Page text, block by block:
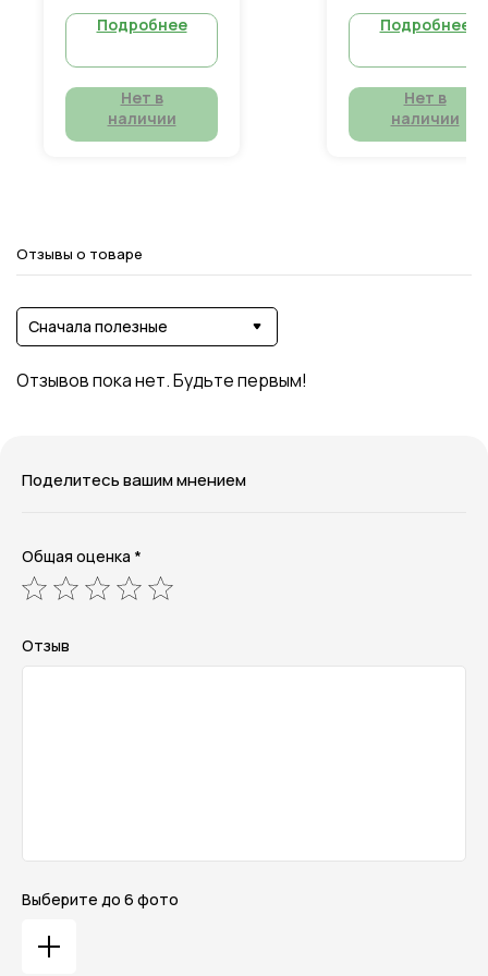
Диапазон
температур:-40 ºС -
+60 ºC
Подробнее
Нет в
наличии
Вес:1,5 кг
Подробнее
Нет в
наличии
Отзывы о товаре
Сначала полезные
Отзывов пока нет. Будьте первым!
Поделитесь вашим мнением
Общая оценка *
Отзыв
Выберите до 6 фото